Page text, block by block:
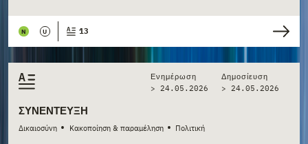
N U 13
ΣΥΝΈΝΤΕΥΞΗ
Δικαιοσύνη • Κακοποίηση & παραμέληση • Πολιτική
Ενημέρωση
> 24.05.2026
Δημοσίευση
> 24.05.2026